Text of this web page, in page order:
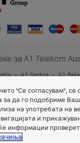
за A1 Telekom
A1 Serbia A1
A1 Slovenia
A1 Digital
"Се согласувам", се
за да го подобриме
на употребата на
и
информации